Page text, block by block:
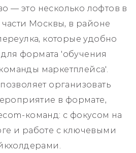
— это несколько лофтов в
Москвы, в районе
которые удобно
для формата 'обучения
маркетплейса'.
организовать
в формате,
команд: с фокусом на
и работе с ключевыми